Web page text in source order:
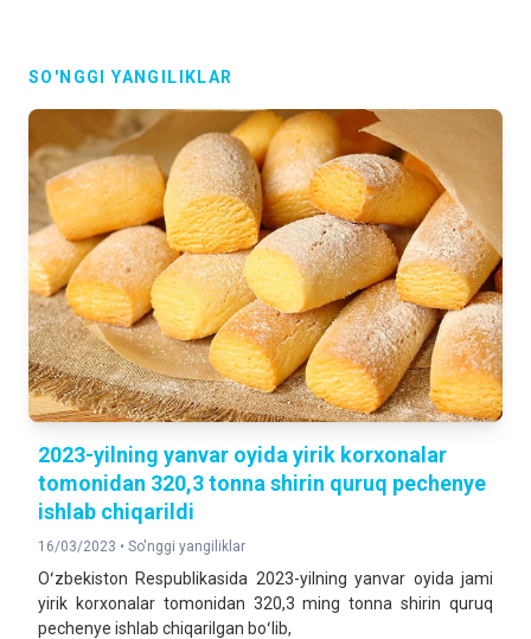
SO'NGGI YANGILIKLAR
2023-yilning yanvar oyida yirik korxonalar
tomonidan 320,3 tonna shirin quruq pechenye
ishlab chiqarildi
16/03/2023 • So'nggi yangiliklar
Oʻzbekiston Respublikasida 2023-yilning yanvar oyida jami
yirik korxonalar tomonidan 320,3 ming tonna shirin quruq
pechenye ishlab chiqarilgan boʻlib,